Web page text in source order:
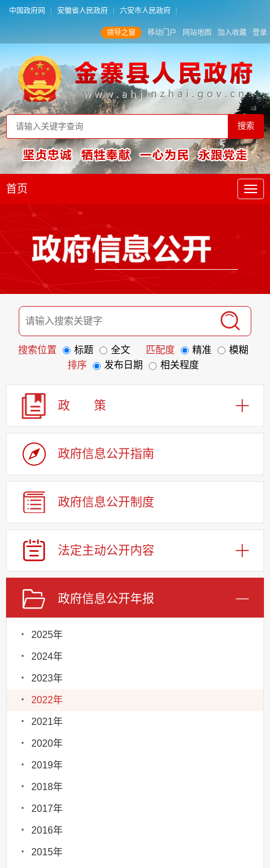
中国政府网 安徽省人民政府 六安市人民政府
领导之窗 移动门户 网站地图 加入收藏 登录
首页
搜索位置 标题 全文 匹配度 精准
模糊
排序
发布日期 相关程度
政 策
政府信息公开指南
政府信息公开制度
法定主动公开内容
政府信息公开年报
2025年
2024年
2023年
2022年
2021年
2020年
2019年
2018年
2017年
2016年
2015年